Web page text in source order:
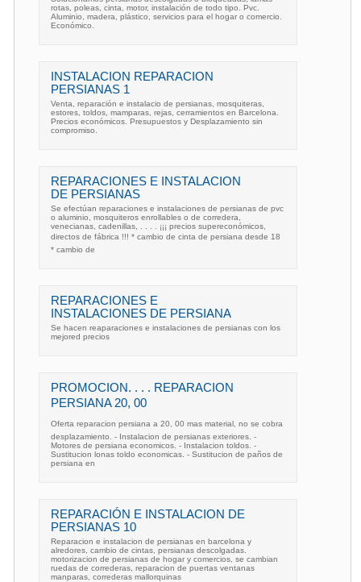
rotas, poleas, cinta, motor, instalación de todo tipo. Pvc.
Aluminio, madera, plástico, servicios para el hogar o comercio.
Económico.
INSTALACION REPARACION
PERSIANAS 1
Venta, reparación e instalacio de persianas, mosquiteras,
estores, toldos, mamparas, rejas, cerramientos en Barcelona.
Precios económicos. Presupuestos y Desplazamiento sin
compromiso.
REPARACIONES E INSTALACION
DE PERSIANAS
Se efectúan reparaciones e instalaciones de persianas de pvc
o aluminio, mosquiteros enrollables o de corredera,
venecianas, cadenillas, . . . . ¡¡¡ precios supereconómicos,
directos de fábrica !!! * cambio de cinta de persiana desde 18 
* cambio de
REPARACIONES E
INSTALACIONES DE PERSIANA
Se hacen reaparaciones e instalaciones de persianas con los
mejored precios
PROMOCION. . . . REPARACION
PERSIANA 20, 00
Oferta reparacion persiana a 20, 00 mas material, no se cobra
desplazamiento. - Instalacion de persianas exteriores. -
Motores de persiana economicos. - Instalacion toldos. -
Sustitucion lonas toldo economicas. - Sustitucion de paños de
persiana en
REPARACIÓN E INSTALACION DE
PERSIANAS 10
Reparacion e instalacion de persianas en barcelona y
alredores, cambio de cintas, persianas descolgadas.
motorizacion de persianas de hogar y comercios, se cambian
ruedas de correderas, reparacion de puertas ventanas
manparas, correderas mallorquinas